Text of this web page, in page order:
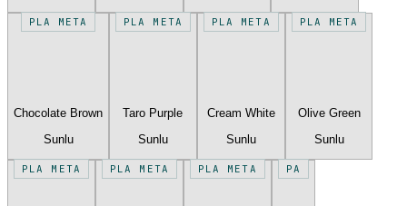
PLA META
Chocolate Brown
Sunlu
PLA META
Taro Purple
Sunlu
PLA META
Cream White
Sunlu
PLA META
Olive Green
Sunlu
PLA META PLA META PLA META PA